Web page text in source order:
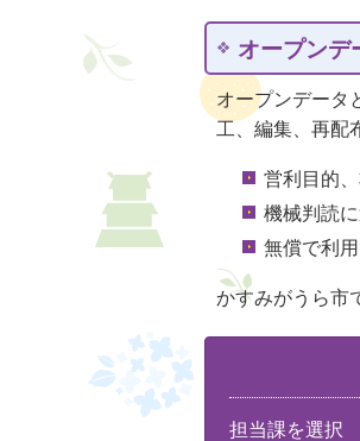
オープンデ
オープンデータ
工、編集、再配
営利目的
機械判読
無償で利
かすみがうら市
担当課を選択